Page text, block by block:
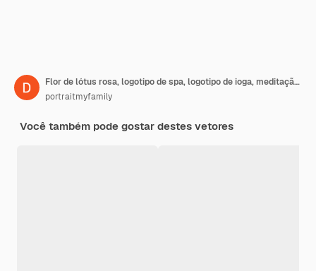
Flor de lótus rosa, logotipo de spa, logotipo de ioga, meditação, ilustração de lótus
portraitmyfamily
Você também pode gostar destes vetores